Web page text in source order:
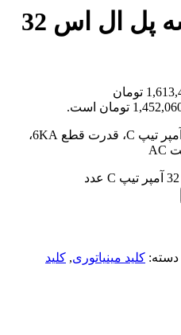
کلید مینیاتوری سه پل ال اس 32
قیمت اصلی 1,613,400 تومان
کلید مینیاتوری سه پل ال اس 32 آمپر تیپ C، قدرت قطع 6KA،
دسته: کلید مینیاتوری, کلید